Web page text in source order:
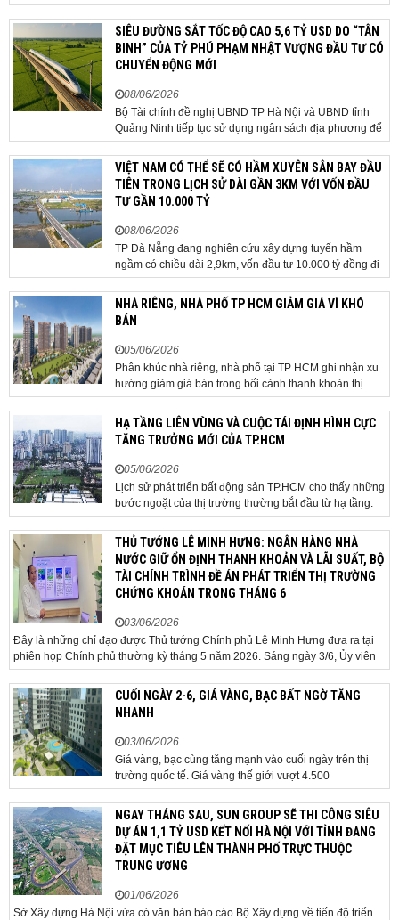
cho 106 hộ gia đình, cá nhân thuộc diện thu hồi đất để
thực hiện dự án Khu đô thị thể thao Quốc tế Hà Nội trên
địa bàn thôn Nhuệ Giang. Trong...
SIÊU ĐƯỜNG SẮT TỐC ĐỘ CAO 5,6 TỶ USD DO “TÂN
BINH” CỦA TỶ PHÚ PHẠM NHẬT VƯỢNG ĐẦU TƯ CÓ
CHUYỂN ĐỘNG MỚI
08/06/2026
Bộ Tài chính đề nghị UBND TP Hà Nội và UBND tỉnh
Quảng Ninh tiếp tục sử dụng ngân sách địa phương để
thực hiện công tác giải phóng mặt bằng đối với phần
tuyến đi qua địa bàn hai địa phương, bảo đảm tiến độ
triển khai. Bộ Tài chính vừa có công văn...
VIỆT NAM CÓ THỂ SẼ CÓ HẦM XUYÊN SÂN BAY ĐẦU
TIÊN TRONG LỊCH SỬ DÀI GẦN 3KM VỚI VỐN ĐẦU
TƯ GẦN 10.000 TỶ
08/06/2026
TP Đà Nẵng đang nghiên cứu xây dựng tuyến hầm
ngầm có chiều dài 2,9km, vốn đầu tư 10.000 tỷ đồng đi
qua sân bay quốc tế. TP Đà Nẵng đang nghiên cứu một
phương án hạ tầng mang tính đột phá khi đề xuất xây
dựng tuyến hầm ngầm xuyên qua khu vực sân...
NHÀ RIÊNG, NHÀ PHỐ TP HCM GIẢM GIÁ VÌ KHÓ
BÁN
05/06/2026
Phân khúc nhà riêng, nhà phố tại TP HCM ghi nhận xu
hướng giảm giá bán trong bối cảnh thanh khoản thị
trường suy yếu, người mua thận trọng. Sau hơn 5 tháng
rao bán căn nhà trong hẻm khu vực Bảy Hiền, anh
Minh, một chủ nhà tại TP HCM, chấp nhận hạ giá...
HẠ TẦNG LIÊN VÙNG VÀ CUỘC TÁI ĐỊNH HÌNH CỰC
TĂNG TRƯỞNG MỚI CỦA TP.HCM
05/06/2026
Lịch sử phát triển bất động sản TP.HCM cho thấy những
bước ngoặt của thị trường thường bắt đầu từ hạ tầng.
Khi các tuyến kết nối liên vùng đồng loạt tăng tốc, cấu
trúc phát triển đô thị đang dần thay đổi, mở ra những
hành lang tăng trưởng mới và kéo theo quá...
THỦ TƯỚNG LÊ MINH HƯNG: NGÂN HÀNG NHÀ
NƯỚC GIỮ ỔN ĐỊNH THANH KHOẢN VÀ LÃI SUẤT, BỘ
TÀI CHÍNH TRÌNH ĐỀ ÁN PHÁT TRIỂN THỊ TRƯỜNG
CHỨNG KHOÁN TRONG THÁNG 6
03/06/2026
Đây là những chỉ đạo được Thủ tướng Chính phủ Lê Minh Hưng đưa ra tại
phiên họp Chính phủ thường kỳ tháng 5 năm 2026. Sáng ngày 3/6, Ủy viên
Bộ Chính trị, Bí thư Đảng ủy Chính phủ, Thủ tướng Chính phủ Lê Minh Hưng
đã chủ trì phiên họp Chính phủ thường...CUỐI NGÀY 2-6, GIÁ VÀNG, BẠC BẤT NGỜ TĂNG
NHANH
03/06/2026
Giá vàng, bạc cùng tăng mạnh vào cuối ngày trên thị
trường quốc tế. Giá vàng thế giới vượt 4.500
USD/ounce. Cuối ngày 2-6, giá vàng hôm nay trên thị
trường quốc tế được giao dịch ở mức 4.520
USD/ounce, tăng khoảng 35 USD/ounce so với buổi
sáng. Trong phiên, có thời điểm giá vàng...
NGAY THÁNG SAU, SUN GROUP SẼ THI CÔNG SIÊU
DỰ ÁN 1,1 TỶ USD KẾT NỐI HÀ NỘI VỚI TỈNH ĐANG
ĐẶT MỤC TIÊU LÊN THÀNH PHỐ TRỰC THUỘC
TRUNG ƯƠNG
01/06/2026
Sở Xây dựng Hà Nội vừa có văn bản báo cáo Bộ Xây dựng về tiến độ triển